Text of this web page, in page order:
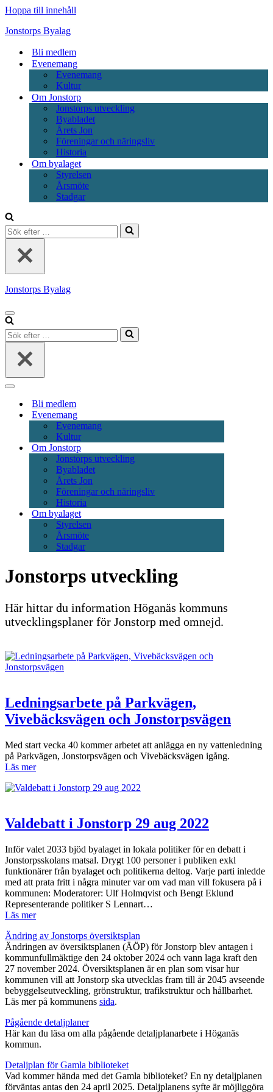
Hoppa till innehåll
Jonstorps Byalag
Bli medlem
Evenemang
Evenemang
Kultur
Om Jonstorp
Jonstorps utveckling
Byabladet
Årets Jon
Föreningar och näringsliv
Historia
Om byalaget
Styrelsen
Årsmöte
Stadgar
Sök
efter
Jonstorps Byalag
Navigeringsmeny
Sök
efter
Navigeringsmeny
Bli medlem
Evenemang
Evenemang
Kultur
Om Jonstorp
Jonstorps utveckling
Byabladet
Årets Jon
Föreningar och näringsliv
Historia
Om byalaget
Styrelsen
Årsmöte
Stadgar
Jonstorps utveckling
Här hittar du information Höganäs kommuns
utvecklingsplaner för Jonstorp med omnejd.
Ledningsarbete på Parkvägen,
Vivebäcksvägen och Jonstorpsvägen
Med start vecka 40 kommer arbetet att anlägga en ny vattenledning
på Parkvägen, Jonstorpsvägen och Vivebäcksvägen igång.
Läs mer
Valdebatt i Jonstorp 29 aug 2022
Inför valet 2033 bjöd byalaget in lokala politiker för en debatt i
Jonstorpsskolans matsal. Drygt 100 personer i publiken exkl
funktionärer från byalaget och politikerna deltog. Varje parti inledde
med att prata fritt i några minuter var om vad man vill fokusera på i
kommunen: Moderatorer: Ulf Holmqvist och Bengt Eklund
Representerande politiker S Lennart…
Läs mer
Ändring av Jonstorps översiktsplan
Ändringen av översiktsplanen (ÄÖP) för Jonstorp blev antagen i
kommunfullmäktige den 24 oktober 2024 och vann laga kraft den
27 november 2024. Översiktsplanen är en plan som visar hur
kommunen vill att Jonstorp ska utvecklas fram till år 2045 avseende
bebyggelseutveckling, grönstruktur, trafikstruktur och hållbarhet.
Läs mer på kommunens sida.
Pågående detaljplaner
Här kan du läsa om alla pågående detaljplanarbete i Höganäs
kommun.
Detaljplan för Gamla biblioteket
Vad kommer hända med det Gamla biblioteket? En ny detaljplanen
förväntas antas den 24 april 2025. Detaljplanens syfte är möjliggöra